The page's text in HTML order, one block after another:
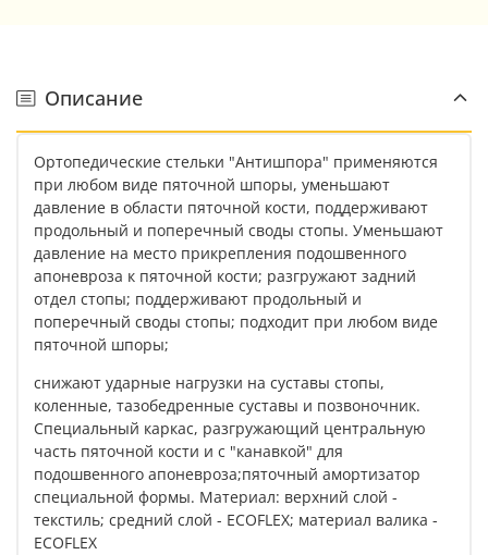
Описание
Ортопедические стельки "Антишпора" применяются
при любом виде пяточной шпоры, уменьшают
давление в области пяточной кости, поддерживают
продольный и поперечный своды стопы. Уменьшают
давление на место прикрепления подошвенного
апоневроза к пяточной кости; разгружают задний
отдел стопы; поддерживают продольный и
поперечный своды стопы; подходит при любом виде
пяточной шпоры;
снижают ударные нагрузки на суставы стопы,
коленные, тазобедренные суставы и позвоночник.
Специальный каркас, разгружающий центральную
часть пяточной кости и с "канавкой" для
подошвенного апоневроза;пяточный амортизатор
специальной формы. Материал: верхний слой -
текстиль; средний слой - ECOFLEX; материал валика -
ECOFLEX